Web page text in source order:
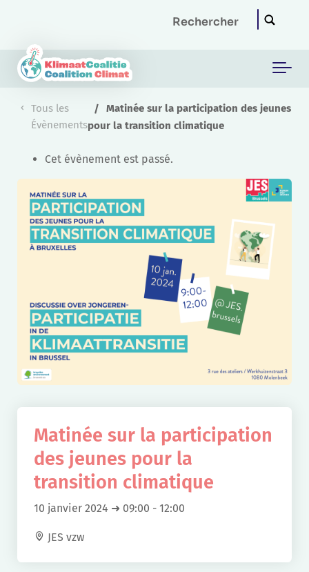
Tous les
Évènements
Matinée sur la participation des jeunes
pour la transition climatique
Cet évènement est passé.
Matinée sur la participation
des jeunes pour la
transition climatique
10 janvier 2024 ➜ 09:00 - 12:00
JES vzw